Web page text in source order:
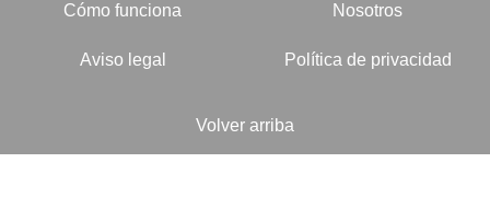
Cómo funciona Nosotros
Aviso legal Política de privacidad
Volver arriba